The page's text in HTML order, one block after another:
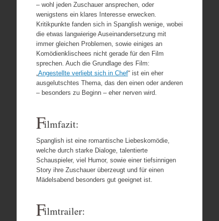
– wohl jeden Zuschauer ansprechen, oder
wenigstens ein klares Interesse erwecken.
Kritikpunkte fanden sich in Spanglish wenige, wobei
die etwas langwierige Auseinandersetzung mit
immer gleichen Problemen, sowie einiges an
Komödienklischees nicht gerade für den Film
sprechen. Auch die Grundlage des Film:
Angestellte verliebt sich in Chef“ ist ein eher
ausgelutschtes Thema, das den einen oder anderen
– besonders zu Beginn – eher nerven wird.
Filmfazit:
Spanglish ist eine romantische Liebeskomödie,
welche durch starke Dialoge, talentierte
Schauspieler, viel Humor, sowie einer tiefsinnigen
Story ihre Zuschauer überzeugt und für einen
Mädelsabend besonders gut geeignet ist.
Filmtrailer: